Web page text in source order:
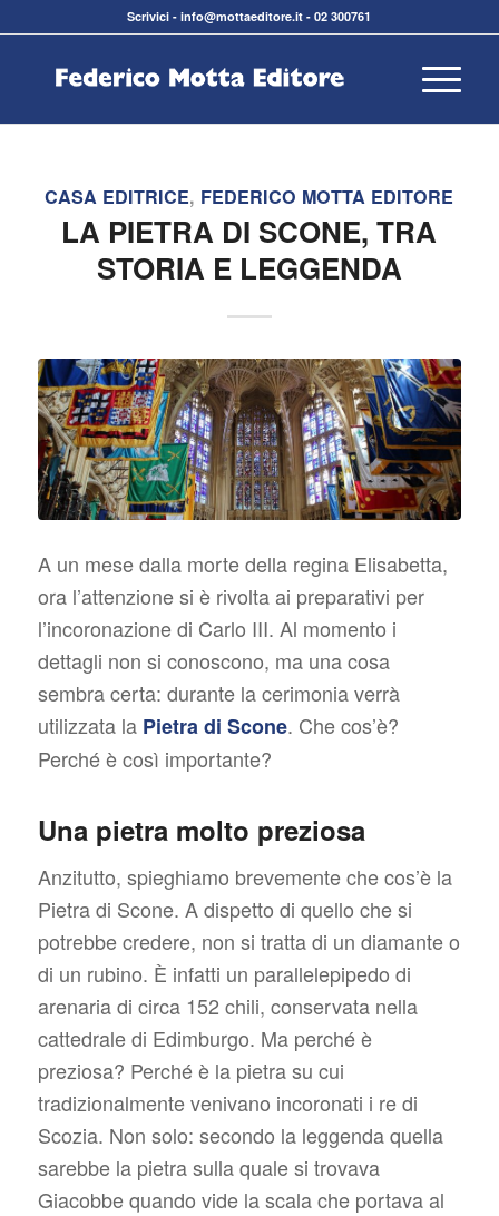
Scrivici -info@mottaeditore.it -02 300761
CASA EDITRICE, FEDERICO MOTTA EDITORE
LA PIETRA DI SCONE, TRA
STORIA E LEGGENDA
A un mese dalla morte della regina Elisabetta,
ora l’attenzione si è rivolta ai preparativi per
l’incoronazione di Carlo III. Al momento i
dettagli non si conoscono, ma una cosa
sembra certa: durante la cerimonia verrà
utilizzata la Pietra di Scone. Che cos’è?
Perché è così importante?
Una pietra molto preziosa
Anzitutto, spieghiamo brevemente che cos’è la
Pietra di Scone. A dispetto di quello che si
potrebbe credere, non si tratta di un diamante o
di un rubino. È infatti un parallelepipedo di
arenaria di circa 152 chili, conservata nella
cattedrale di Edimburgo. Ma perché è
preziosa? Perché è la pietra su cui
tradizionalmente venivano incoronati i re di
Scozia. Non solo: secondo la leggenda quella
sarebbe la pietra sulla quale si trovava
Giacobbe quando vide la scala che portava al